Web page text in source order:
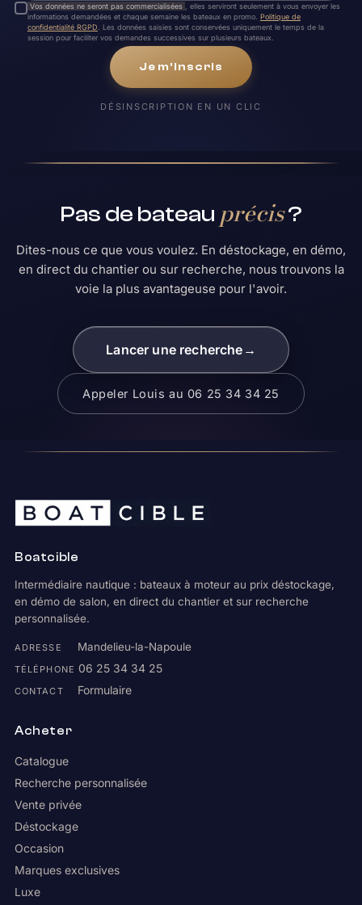
Vos données ne seront pas commercialisées
, elles serviront seulement à vous envoyer les
informations demandées et chaque semaine les bateaux en promo. Politique de
confidentialité RGPD . Les données saisies sont conservées uniquement le temps de la
session pour faciliter vos demandes successives sur plusieurs bateaux.
Je m'inscris
DÉSINSCRIPTION EN UN CLIC
Pas de bateau précis?
Dites-nous ce que vous voulez. En déstockage, en démo,
en direct du chantier ou sur recherche, nous trouvons la
voie la plus avantageuse pour l'avoir.
Lancer une recherche →
Appeler Louis au 06 25 34 34 25
Boatcible
Intermédiaire nautique : bateaux à moteur au prix déstockage,
en démo de salon, en direct du chantier et sur recherche
personnalisée.
ADRESSE Mandelieu-la-Napoule
TÉLÉPHONE 06 25 34 34 25
CONTACT Formulaire
Acheter
Catalogue
Recherche personnalisée
Vente privée
Déstockage
Occasion
Marques exclusives
Luxe